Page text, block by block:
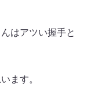
はアツい握手と
ます。